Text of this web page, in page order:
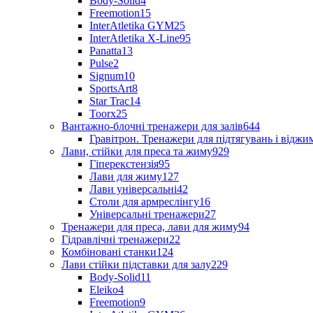
Freemotion15
InterAtletika GYM25
InterAtletika X-Line95
Panatta13
Pulse2
Signum10
SportsArt8
Star Trac14
Toorx25
Вантажно-блочні тренажери для залів644
Гравітрон. Тренажери для підтягувань і
Лави, стійки для преса та жиму929
Гіперекстензія95
Лави для жиму127
Лави універсальні42
Столи для армреслінгу16
Універсальні тренажери27
Тренажери для преса, лави для жиму94
Гідравлічні тренажери22
Комбіновані станки124
Лави стійки підставки для залу229
Body-Solid11
Eleiko4
Freemotion9